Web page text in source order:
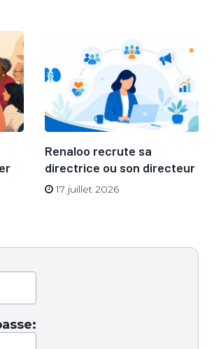
Renaloo recrute sa
directrice ou son directeur
17 juillet 2026